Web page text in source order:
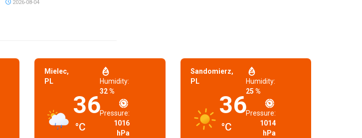
2026-08-04
Mielec,
PL
36
°C
Humidity:
32 %
Pressure:
1016
hPa
Sandomierz,
PL
36
°C
Humidity:
25 %
Pressure:
1014
hPa